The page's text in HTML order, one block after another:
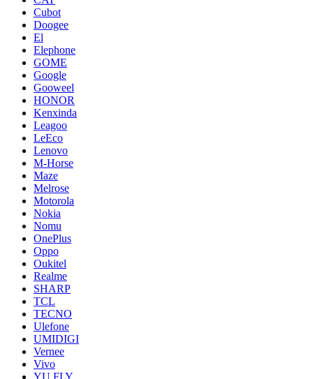
Cubot
Doogee
El
Elephone
GOME
Google
Gooweel
HONOR
Kenxinda
Leagoo
LeEco
Lenovo
M-Horse
Maze
Melrose
Motorola
Nokia
Nomu
OnePlus
Oppo
Oukitel
Realme
SHARP
TCL
TECNO
Ulefone
UMIDIGI
Vernee
Vivo
YU FLY